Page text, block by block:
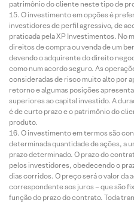
patrimônio do cliente neste tipo de
O investimento em opções é
investidores de perfil agressivo, de
praticada pela XP Investimentos. No
direitos de compra ou venda de um
devendo o adquirente do direito
como num acordo seguro. As
consideradas de risco muito alto por
retorno e algumas posições
superiores ao capital investido. A
é de curto prazo e o patrimônio do
produto.
O investimento em termos são
determinada quantidade de ações, a
prazo determinado. O prazo do
pelos investidores, obedecendo o
dias corridos. O preço será o valor da
correspondente aos juros – que são
função do prazo do contrato. Toda